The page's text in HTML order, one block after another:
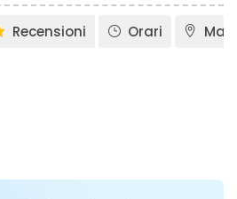
Recensioni Orari